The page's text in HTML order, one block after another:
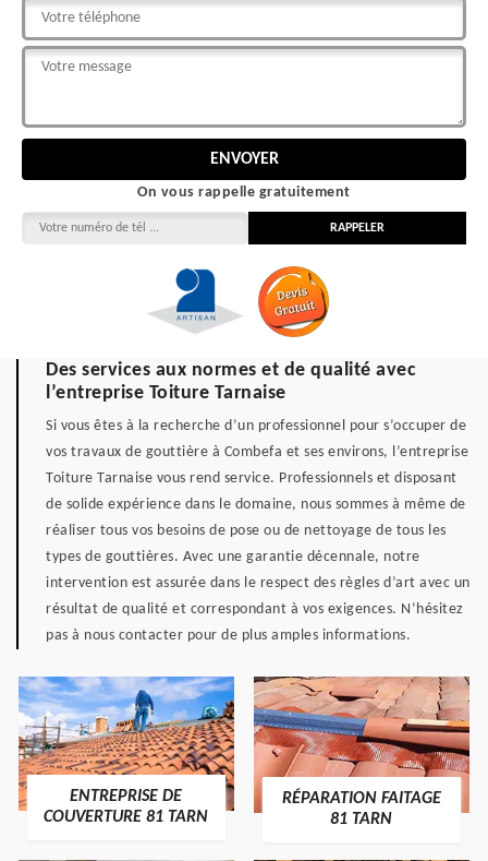
On vous rappelle gratuitement
Des services aux normes et de qualité avec
l’entreprise Toiture Tarnaise
Si vous êtes à la recherche d’un professionnel pour s’occuper de
vos travaux de gouttière à Combefa et ses environs, l’entreprise
Toiture Tarnaise vous rend service. Professionnels et disposant
de solide expérience dans le domaine, nous sommes à même de
réaliser tous vos besoins de pose ou de nettoyage de tous les
types de gouttières. Avec une garantie décennale, notre
intervention est assurée dans le respect des règles d’art avec un
résultat de qualité et correspondant à vos exigences. N’hésitez
pas à nous contacter pour de plus amples informations.
ENTREPRISE DE
COUVERTURE 81 TARN
RÉPARATION FAITAGE
81 TARN